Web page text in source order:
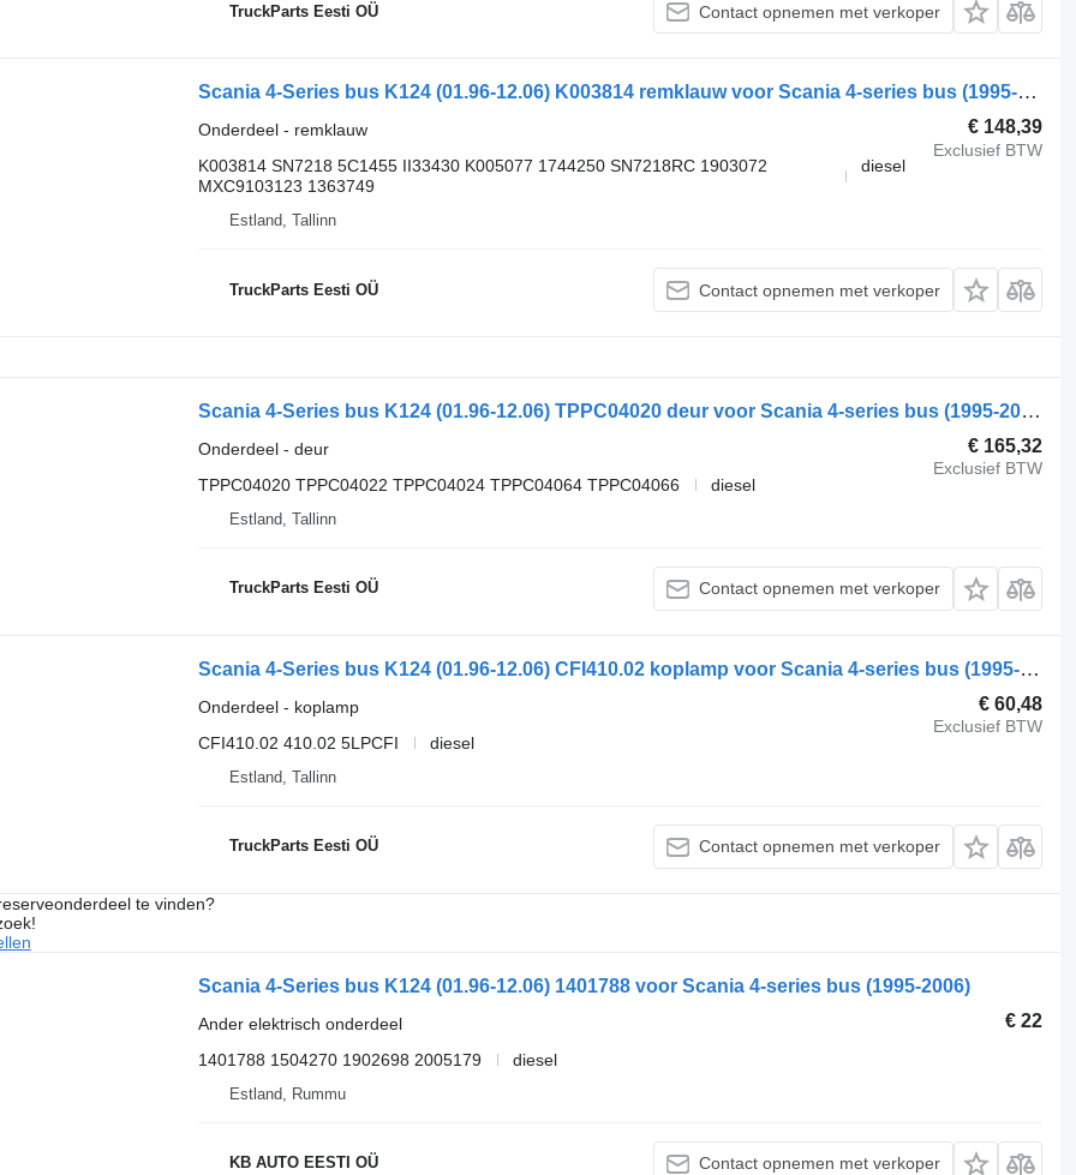
TruckParts Eesti OÜ Contact opnemen met verkoper
Scania 4-Series bus K124 (01.96-12.06) K003814 remklauw voor Scania 4-series bus (1995-2006)
€ 148,39
Exclusief BTW
Onderdeel - remklauw
K003814 SN7218 5C1455 II33430 K005077 1744250 SN7218RC 1903072
MXC9103123 1363749
diesel
Estland, Tallinn
TruckParts Eesti OÜ Contact opnemen met verkoper
Scania 4-Series bus K124 (01.96-12.06) TPPC04020 deur voor Scania 4-series bus (1995-2006)
€ 165,32
Exclusief BTW
Onderdeel - deur
TPPC04020 TPPC04022 TPPC04024 TPPC04064 TPPC04066
diesel
Estland, Tallinn
TruckParts Eesti OÜ Contact opnemen met verkoper
Scania 4-Series bus K124 (01.96-12.06) CFI410.02 koplamp voor Scania 4-series bus (1995-2006)
€ 60,48
Exclusief BTW
Onderdeel - koplamp
CFI410.02 410.02 5LPCFI
diesel
Estland, Tallinn
TruckParts Eesti OÜ Contact opnemen met verkoper
te vinden?
Scania 4-Series bus K124 (01.96-12.06) 1401788 voor Scania 4-series bus (1995-2006)
€ 22
Ander elektrisch onderdeel
1401788 1504270 1902698 2005179
diesel
Estland, Rummu
KB AUTO EESTI OÜ Contact opnemen met verkoper